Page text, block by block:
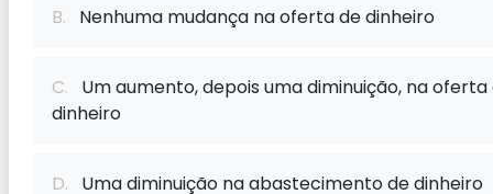
B. Nenhuma mudança na oferta de dinheiro
C. Um aumento, depois uma diminuição, na oferta
dinheiro
D. Uma diminuição na abastecimento de dinheiro